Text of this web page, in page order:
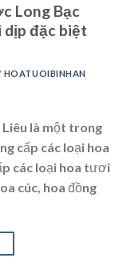
Long Bạc
đặc biệt
HOATUOIBINHAN
là một trong
cấp các loại hoa
các loại hoa tươi
cúc, hoa đồng